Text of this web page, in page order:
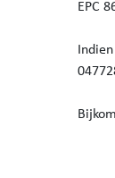
EPC